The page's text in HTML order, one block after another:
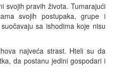
svojih pravih života. Tumarajući
svojih postupaka, grupe i
sa ishodima koje nisu
najveća strast. Hteli su da
da postanu jedini gospodari i